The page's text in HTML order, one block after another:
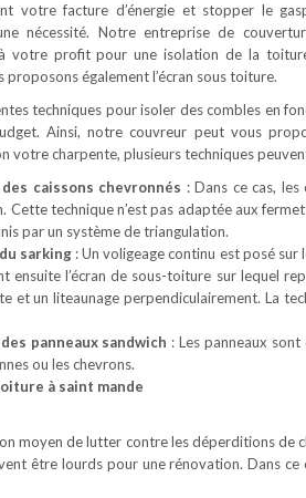
votre facture d’énergie et stopper le
nécessité. Notre entreprise de
votre profit pour une isolation de la
proposons également l’écran sous toiture.
techniques pour isoler des combles en
Ainsi, notre couvreur peut vous
votre charpente, plusieurs techniques
caissons chevronnés : Dans ce cas,
Cette technique n’est pas adaptée aux
par un système de triangulation.
sarking : Un voligeage continu est posé
ensuite l’écran de sous-toiture sur lequel
et un liteaunage perpendiculairement. La
panneaux sandwich : Les panneaux
ou les chevrons.
à saint mande
moyen de lutter contre les déperditions de
être lourds pour une rénovation. Dans